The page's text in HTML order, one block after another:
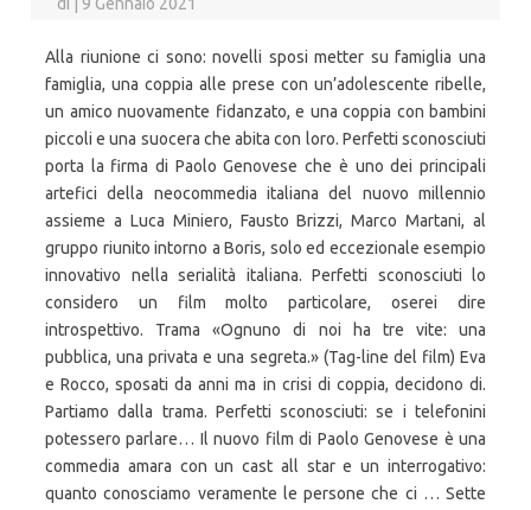
Alla riunione ci sono: novelli sposi metter su famiglia una
famiglia, una coppia alle prese con un’adolescente ribelle,
un amico nuovamente fidanzato, e una coppia con bambini
piccoli e una suocera che abita con loro. Perfetti sconosciuti
porta la firma di Paolo Genovese che è uno dei principali
artefici della neocommedia italiana del nuovo millennio
assieme a Luca Miniero, Fausto Brizzi, Marco Martani, al
gruppo riunito intorno a Boris, solo ed eccezionale esempio
innovativo nella serialità italiana. Perfetti sconosciuti lo
considero un film molto particolare, oserei dire
introspettivo. Trama «Ognuno di noi ha tre vite: una
pubblica, una privata e una segreta.» (Tag-line del film) Eva
e Rocco, sposati da anni ma in crisi di coppia, decidono di.
Partiamo dalla trama. Perfetti sconosciuti: se i telefonini
potessero parlare… Il nuovo film di Paolo Genovese è una
commedia amara con un cast all star e un interrogativo:
quanto conosciamo veramente le persone che ci … Sette